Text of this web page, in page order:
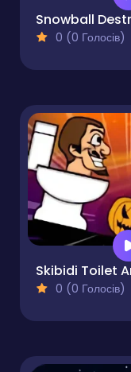
0 (0 Голосів)
0 (0 Голосів)